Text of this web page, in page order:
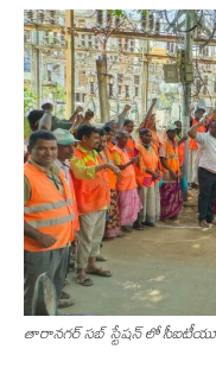
తారానగర్ సబ్ స్టేషన్ లో